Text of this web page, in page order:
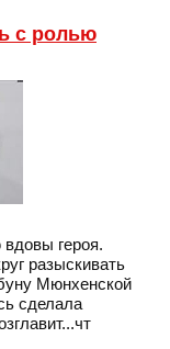
с ролью
героя.
разыскивать
Мюнхенской
сделала